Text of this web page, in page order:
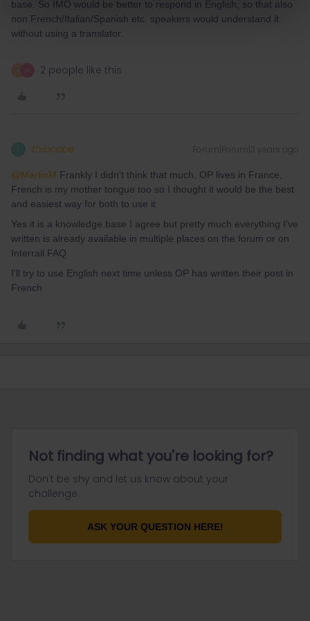
base. So IMO would be better to respond in English, so that also
non French/Italian/Spanish etc. speakers would understand it
without using a translator.
2 people like this
thibcabe Forum|Forum|3 years ago
@MartinM Frankly I didn't think that much. OP lives in France,
French is my mother tongue too so I thought it would be the best
and easiest way for both to use it
Yes it is a knowledge base I agree but pretty much everything I've
written is already available in multiple places on the forum or on
Interrail FAQ
I'll try to use English next time unless OP has written their post in
French
Not finding what you're looking for?
Don't be shy and let us know about your
challenge.
ASK YOUR QUESTION HERE!